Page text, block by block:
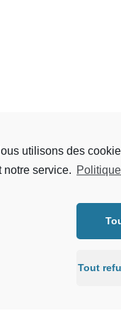
utilisons des
notre service.
Tout